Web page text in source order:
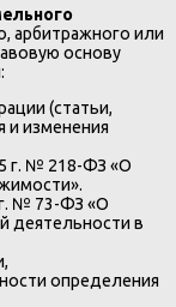
арбитражного или
основу
(статьи,
и изменения
г. № 218-ФЗ «О
№ 73-ФЗ «О
деятельности в
определения